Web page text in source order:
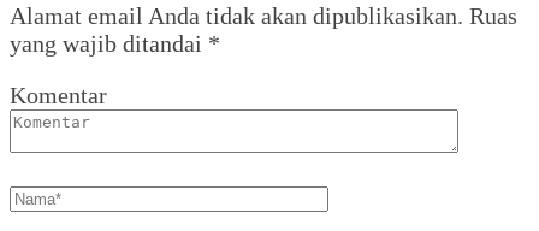
Alamat email Anda tidak akan dipublikasikan. Ruas
yang wajib ditandai *
Komentar